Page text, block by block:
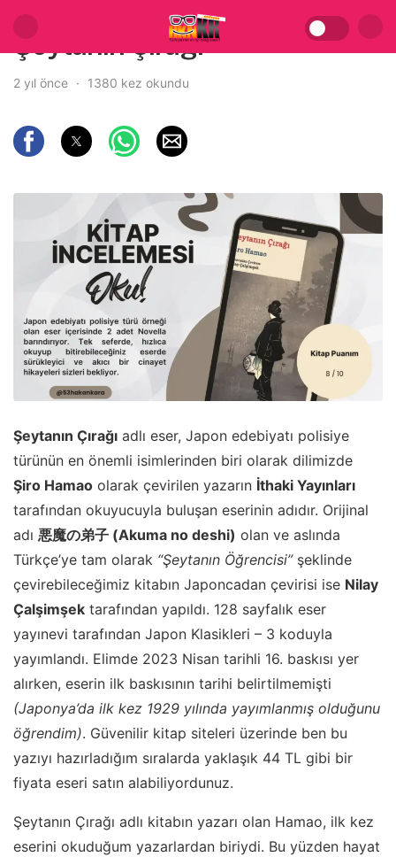
Şeytanın Çırağı
2 yıl önce 1380 kez okundu
Şeytanın Çırağı adlı eser, Japon edebiyatı polisiye
türünün en önemli isimlerinden biri olarak dilimizde
Şiro Hamao olarak çevirilen yazarın İthaki Yayınları
tarafından okuyucuyla buluşan eserinin adıdır. Orijinal
adı 悪魔の弟子 (Akuma no deshi) olan ve aslında
Türkçe’ye tam olarak “Şeytanın Öğrencisi”şeklinde
çevirebileceğimiz kitabın Japoncadan çevirisi ise Nilay
Çalşimşek tarafından yapıldı. 128 sayfalık eser
yayınevi tarafından Japon Klasikleri – 3 koduyla
yayımlandı. Elimde 2023 Nisan tarihli 16. baskısı yer
alırken, eserin ilk baskısının tarihi belirtilmemişti
(Japonya’da ilk kez 1929 yılında yayımlanmış olduğunu
öğrendim). Güvenilir kitap siteleri üzerinde ben bu
yazıyı hazırladığım sıralarda yaklaşık 44 TL gibi bir
fiyata eseri satın alabiliyordunuz.
Şeytanın Çırağı adlı kitabın yazarı olan Hamao, ilk kez
eserini okuduğum yazarlardan biriydi. Bu yüzden hayat